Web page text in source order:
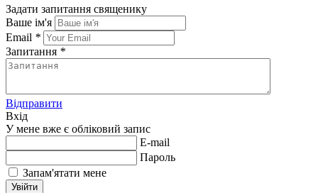
Задати запитання священику
Ваше ім'я
Email *
Запитання *
Відправити
Вхід
У мене вже є обліковий запис
E-mail
Пароль
Запам'ятати мене
Увійти